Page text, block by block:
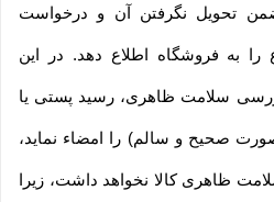
تحویل نگرفتن آن و درخواست
را به فروشگاه اطلاع دهد. در این
سلامت ظاهری، رسید پستی یا
صحیح و سالم) را امضاء نماید،
ظاهری کالا نخواهد داشت، زیرا